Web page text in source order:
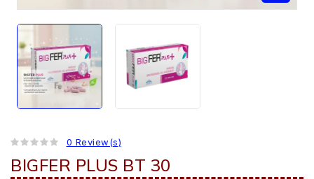
0 Review(s)
BIGFER PLUS BT 30